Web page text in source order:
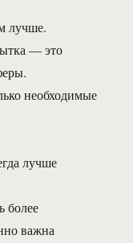
лучше.
— это
необходимые
лучше
более
важна